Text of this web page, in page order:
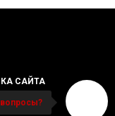
САЙТА